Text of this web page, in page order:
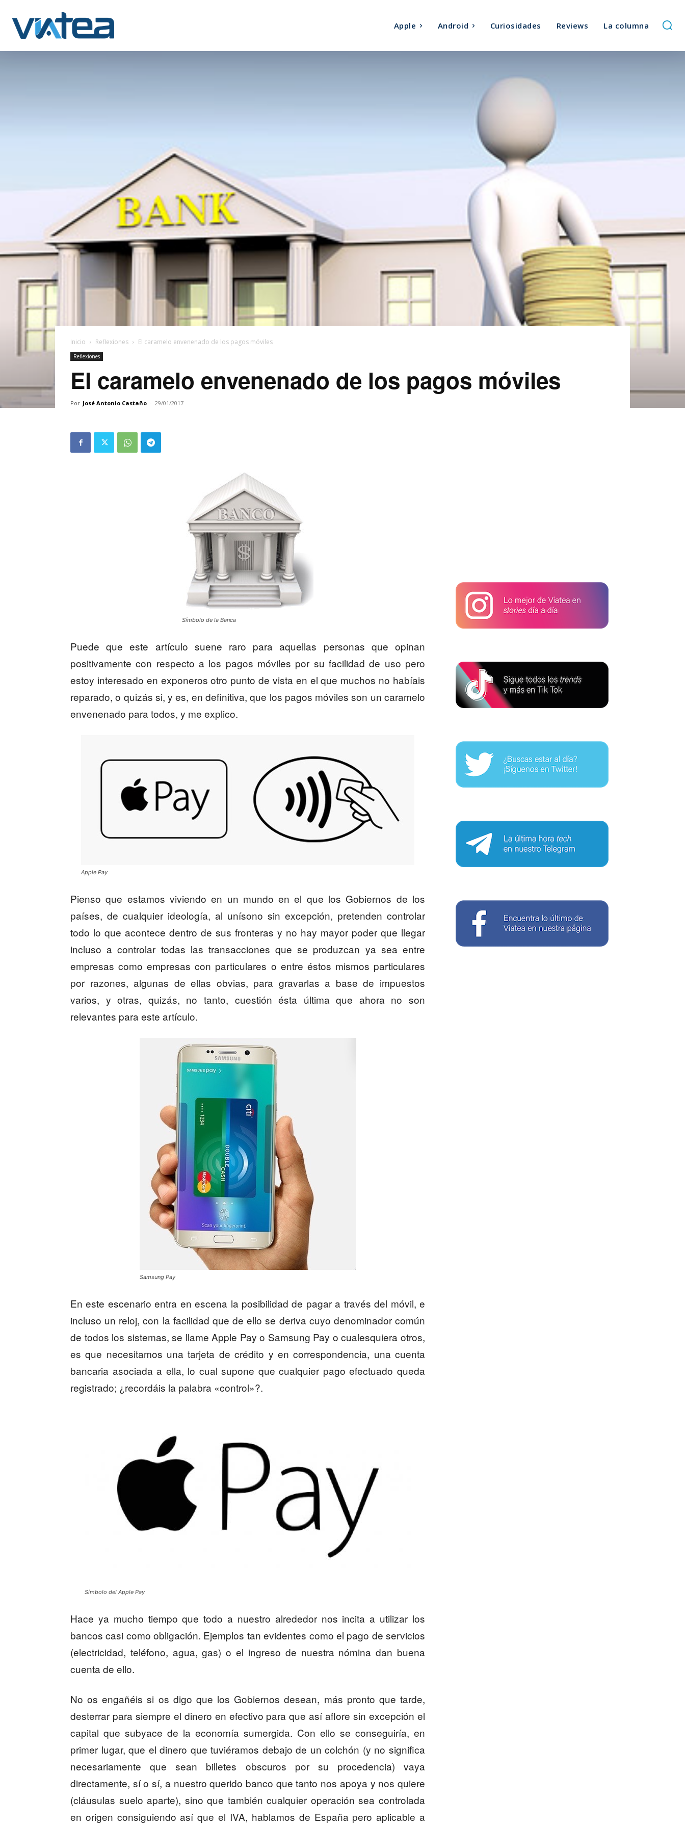
Apple Android Curiosidades Reviews La columna
Inicio Reflexiones El caramelo envenenado de los pagos móviles
Reflexiones
El caramelo envenenado de los pagos móviles
Por José Antonio Castaño - 29/01/2017
Símbolo de la Banca
Puede que este artículo suene raro para aquellas personas que opinan
positivamente con respecto a los pagos móviles por su facilidad de uso pero
estoy interesado en exponeros otro punto de vista en el que muchos no habíais
reparado, o quizás si, y es, en definitiva, que los pagos móviles son un caramelo
envenenado para todos, y me explico.
Apple Pay
Pienso que estamos viviendo en un mundo en el que los Gobiernos de los
países, de cualquier ideología, al unísono sin excepción, pretenden controlar
todo lo que acontece dentro de sus fronteras y no hay mayor poder que llegar
incluso a controlar todas las transacciones que se produzcan ya sea entre
empresas como empresas con particulares o entre éstos mismos particulares
por razones, algunas de ellas obvias, para gravarlas a base de impuestos
varios, y otras, quizás, no tanto, cuestión ésta última que ahora no son
relevantes para este artículo.
Samsung Pay
En este escenario entra en escena la posibilidad de pagar a través del móvil, e
incluso un reloj, con la facilidad que de ello se deriva cuyo denominador común
de todos los sistemas, se llame Apple Pay o Samsung Pay o cualesquiera otros,
es que necesitamos una tarjeta de crédito y en correspondencia, una cuenta
bancaria asociada a ella, lo cual supone que cualquier pago efectuado queda
registrado; ¿recordáis la palabra «control»?.
Símbolo del Apple Pay
Hace ya mucho tiempo que todo a nuestro alrededor nos incita a utilizar los
bancos casi como obligación. Ejemplos tan evidentes como el pago de servicios
(electricidad, teléfono, agua, gas) o el ingreso de nuestra nómina dan buena
cuenta de ello.
No os engañéis si os digo que los Gobiernos desean, más pronto que tarde,
desterrar para siempre el dinero en efectivo para que así aflore sin excepción el
capital que subyace de la economía sumergida. Con ello se conseguiría, en
primer lugar, que el dinero que tuviéramos debajo de un colchón (y no significa
necesariamente que sean billetes obscuros por su procedencia) vaya
directamente, sí o sí, a nuestro querido banco que tanto nos apoya y nos quiere
(cláusulas suelo aparte), sino que también cualquier operación sea controlada
en origen consiguiendo así que el IVA, hablamos de España pero aplicable a